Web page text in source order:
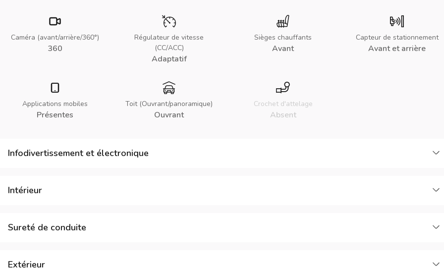
Caméra (avant/arrière/360°)
360
Régulateur de vitesse
(CC/ACC)
Adaptatif
Sièges chauffants
Avant
Capteur de stationnement
Avant et arrière
Applications mobiles
Présentes
Toit (Ouvrant/panoramique)
Ouvrant
Crochet d'attelage
Absent
Infodivertissement et électronique
Intérieur
Sureté de conduite
Extérieur